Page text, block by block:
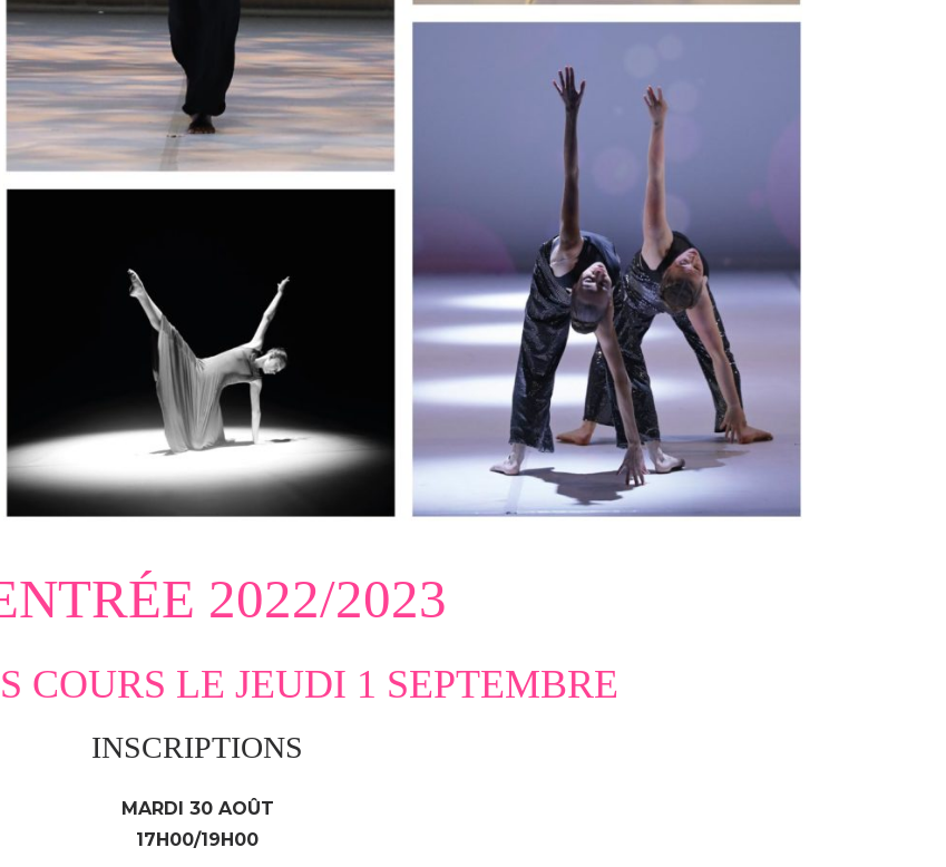
2022/2023
COURS LE JEUDI 1 SEPTEMBRE
INSCRIPTIONS
MARDI 30 AOÛT
17H00/19H00